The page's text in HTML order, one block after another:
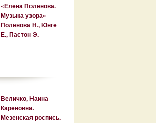
«Елена Поленова.
Музыка узора»
Поленова Н., Юнге
Е., Пастон Э.
Величко, Наина
Кареновна.
Мезенская роспись.